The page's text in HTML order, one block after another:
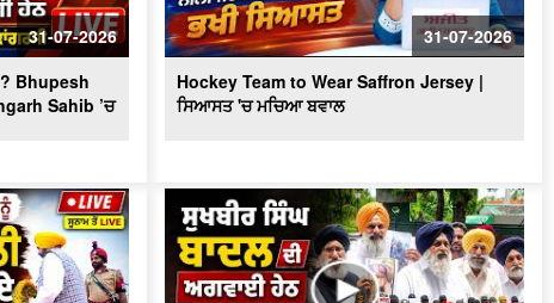
Massive Blast in Coal Mine | 32
ਮਜ਼ਦੂਰਾਂ ਦੀ ਮੌ.ਤ
31-07-2026
Bhupesh
Sahib ’ਚ
31-07-2026
Hockey Team to Wear Saffron Jersey |
ਸਿਆਸਤ 'ਚ ਮਚਿਆ ਬਵਾਲ